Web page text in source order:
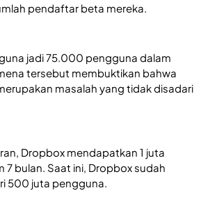
pendaftar beta mereka.
jadi 75.000 pengguna dalam
tersebut membuktikan bahwa
masalah yang tidak disadari
Dropbox mendapatkan 1 juta
7 bulan. Saat ini, Dropbox sudah
500 juta pengguna.